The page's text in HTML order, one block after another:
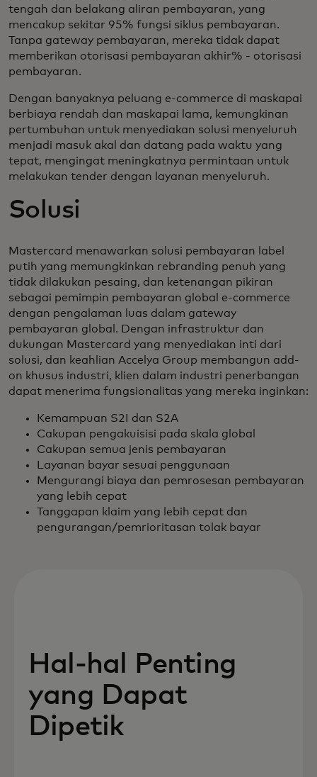
tengah dan belakang aliran pembayaran, yang
mencakup sekitar 95% fungsi siklus pembayaran.
Tanpa gateway pembayaran, mereka tidak dapat
memberikan otorisasi pembayaran akhir% - otorisasi
pembayaran.
Dengan banyaknya peluang e-commerce di maskapai
berbiaya rendah dan maskapai lama, kemungkinan
pertumbuhan untuk menyediakan solusi menyeluruh
menjadi masuk akal dan datang pada waktu yang
tepat, mengingat meningkatnya permintaan untuk
melakukan tender dengan layanan menyeluruh.
Solusi
Mastercard menawarkan solusi pembayaran label
putih yang memungkinkan rebranding penuh yang
tidak dilakukan pesaing, dan ketenangan pikiran
sebagai pemimpin pembayaran global e-commerce
dengan pengalaman luas dalam gateway
pembayaran global. Dengan infrastruktur dan
dukungan Mastercard yang menyediakan inti dari
solusi, dan keahlian Accelya Group membangun add-
on khusus industri, klien dalam industri penerbangan
dapat menerima fungsionalitas yang mereka inginkan:
Kemampuan S2I dan S2A
Cakupan pengakuisisi pada skala global
Cakupan semua jenis pembayaran
Layanan bayar sesuai penggunaan
Mengurangi biaya dan pemrosesan pembayaran
yang lebih cepat
Tanggapan klaim yang lebih cepat dan
pengurangan/pemrioritasan tolak bayar
Hal-hal Penting
yang Dapat
Dipetik